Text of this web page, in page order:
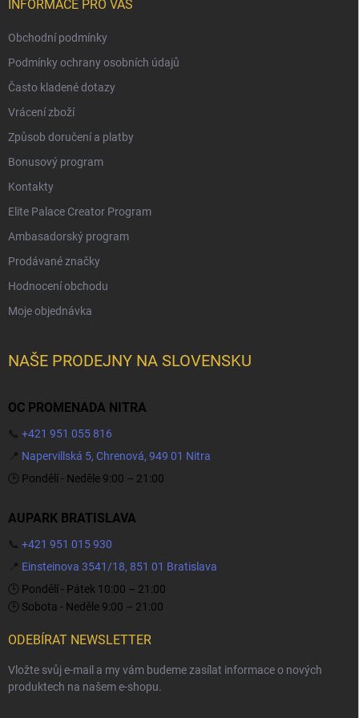
INFORMACE PRO VÁS
Obchodní podmínky
Podmínky ochrany osobních údajů
Často kladené dotazy
Vrácení zboží
Způsob doručení a platby
Bonusový program
Kontakty
Elite Palace Creator Program
Ambasadorský program
Prodávané značky
Hodnocení obchodu
Moje objednávka
NAŠE PRODEJNY NA SLOVENSKU
OC PROMENADA NITRA
📞 +421 951 055 816
📍 Napervillská 5, Chrenová, 949 01 Nitra
🕒 Pondělí - Neděle 9:00 – 21:00
AUPARK BRATISLAVA
📞 +421 951 015 930
📍 Einsteinova 3541/18, 851 01 Bratislava
🕒 Pondělí - Pátek 10:00 – 21:00
🕒 Sobota - Neděle 9:00 – 21:00
ODEBÍRAT NEWSLETTER
Vložte svůj e-mail a my vám budeme zasílat informace o nových
produktech na našem e-shopu.